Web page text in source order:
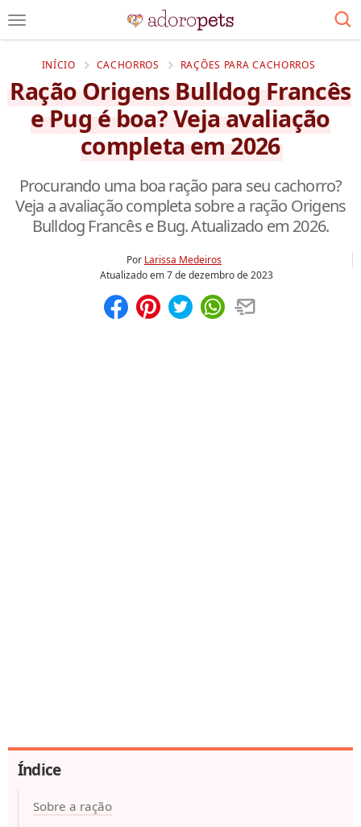
INÍCIO CACHORROS RAÇÕES PARA CACHORROS
Ração Origens Bulldog Francês
e Pug é boa? Veja avaliação
completa em 2026
Procurando uma boa ração para seu cachorro?
Veja a avaliação completa sobre a ração Origens
Bulldog Francês e Bug. Atualizado em 2026.
Por Larissa Medeiros
Atualizado em7 de dezembro de 2023
Índice
Sobre a ração